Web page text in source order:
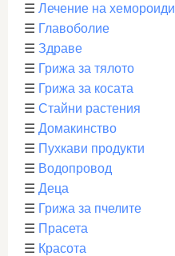
☰ Лечение на хемороиди
☰ Главоболие
☰ Здраве
☰ Грижа за тялото
☰ Грижа за косата
☰ Стайни растения
☰ Домакинство
☰ Пухкави продукти
☰ Водопровод
☰ Деца
☰ Грижа за пчелите
☰ Прасета
☰ Красота